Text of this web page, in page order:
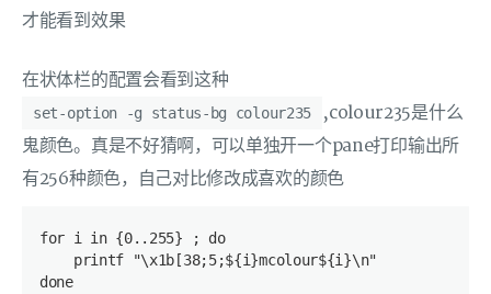
才能看到效果
在状体栏的配置会看到这种
set-option -g status-bg colour235
,colour235是什么
鬼颜色。真是不好猜啊，可以单独开一个pane打印输出所
有256种颜色，自己对比修改成喜欢的颜色
for i in {0..255} ; do
    printf "\x1b[38;5;${i}mcolour${i}\n"
done